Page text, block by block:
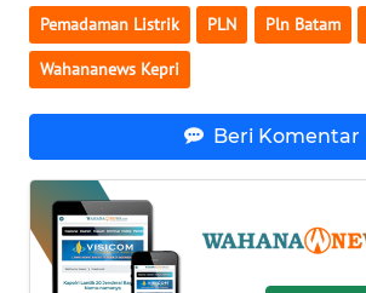
Pemadaman Listrik PLN Pln Batam
Wahananews Kepri
Beri Komentar
WN
SERAMBI
SULTRA
WN